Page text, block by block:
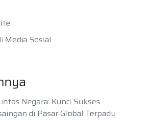
Media Sosial
Negara: Kunci Sukses
di Pasar Global Terpadu